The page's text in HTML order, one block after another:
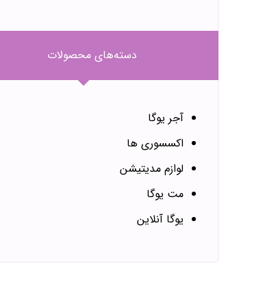
دسته‌های محصولات
آجر یوگا
اکسسوری ها
لوازم مدیتیشن
مت یوگا
یوگا آنلاین